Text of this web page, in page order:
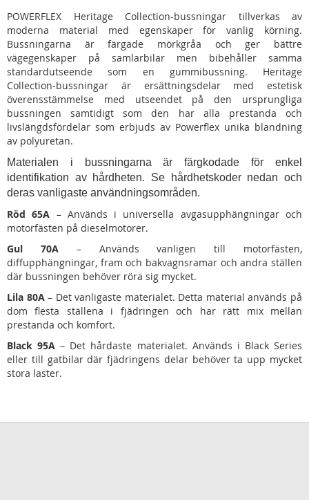
POWERFLEX Heritage Collection-bussningar tillverkas av
moderna material med egenskaper för vanlig körning.
Bussningarna är färgade mörkgråa och ger bättre
vägegenskaper på samlarbilar men bibehåller samma
standardutseende som en gummibussning. Heritage
Collection-bussningar är ersättningsdelar med estetisk
överensstämmelse med utseendet på den ursprungliga
bussningen samtidigt som den har alla prestanda och
livslängdsfördelar som erbjuds av Powerflex unika blandning
av polyuretan.
Materialen i bussningarna är färgkodade för enkel
identifikation av hårdheten. Se hårdhetskoder nedan och
deras vanligaste användningsområden.
Röd 65A – Används i universella avgasupphängningar och
motorfästen på dieselmotorer.
Gul 70A– Används vanligen till motorfästen,
diffupphängningar, fram och bakvagnsramar och andra ställen
där bussningen behöver röra sig mycket.
Lila 80A– Det vanligaste materialet. Detta material används på
dom flesta ställena i fjädringen och har rätt mix mellan
prestanda och komfort.
Black 95A – Det hårdaste materialet. Används i Black Series
eller till gatbilar där fjädringens delar behöver ta upp mycket
stora laster.